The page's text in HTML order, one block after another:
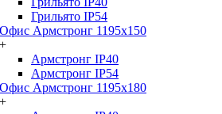
Грильято IP54
Офис Армстронг 1195x150
+
Армстронг IP40
Армстронг IP54
Офис Армстронг 1195x180
+